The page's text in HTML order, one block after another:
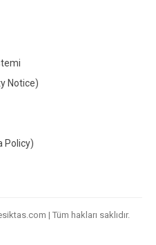
Notice)
Policy)
| Tüm hakları saklıdır.